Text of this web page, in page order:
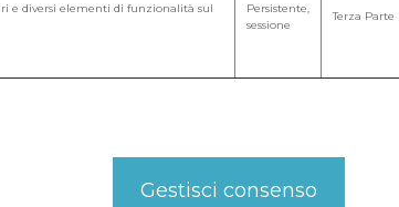
e diversi elementi di funzionalità sul
Persistente,
sessione
Terza Parte
Gestisci consenso